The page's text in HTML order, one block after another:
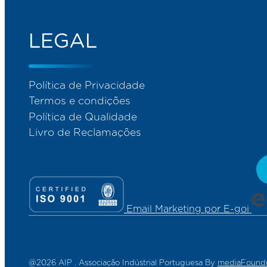
LEGAL
Política de Privacidade
Termos e condições
Política de Qualidade
Livro de Reclamações
Email Marketing por E-goi
@2026 AIP . Associação Indústrial Portuguesa By